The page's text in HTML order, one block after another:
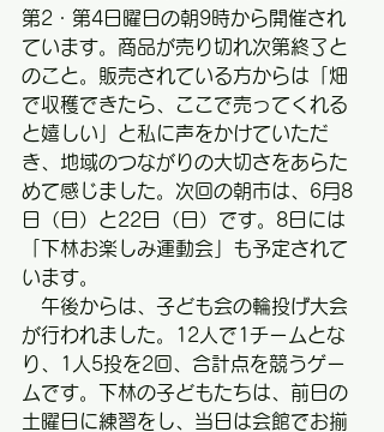
第2・第4日曜日の朝9時から開催され
ています。商品が売り切れ次第終了と
のこと。販売されている方からは「畑
で収穫できたら、ここで売ってくれる
と嬉しい」と私に声をかけていただ
き、地域のつながりの大切さをあらた
めて感じました。次回の朝市は、6月8
日（日）と22日（日）です。8日には
「下林お楽しみ運動会」も予定されて
います。
午後からは、子ども会の輪投げ大会
が行われました。12人で1チームとな
り、1人5投を2回、合計点を競うゲー
ムです。下林の子どもたちは、前日の
土曜日に練習をし、当日は会館でお揃